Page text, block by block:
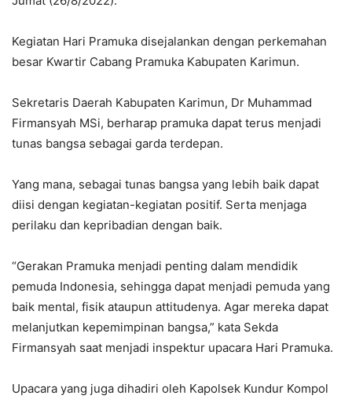
Kegiatan Hari Pramuka disejalankan dengan perkemahan
besar Kwartir Cabang Pramuka Kabupaten Karimun.
Sekretaris Daerah Kabupaten Karimun, Dr Muhammad
Firmansyah MSi, berharap pramuka dapat terus menjadi
tunas bangsa sebagai garda terdepan.
Yang mana, sebagai tunas bangsa yang lebih baik dapat
diisi dengan kegiatan-kegiatan positif. Serta menjaga
perilaku dan kepribadian dengan baik.
“Gerakan Pramuka menjadi penting dalam mendidik
pemuda Indonesia, sehingga dapat menjadi pemuda yang
baik mental, fisik ataupun attitudenya. Agar mereka dapat
melanjutkan kepemimpinan bangsa,” kata Sekda
Firmansyah saat menjadi inspektur upacara Hari Pramuka.
Upacara yang juga dihadiri oleh Kapolsek Kundur Kompol